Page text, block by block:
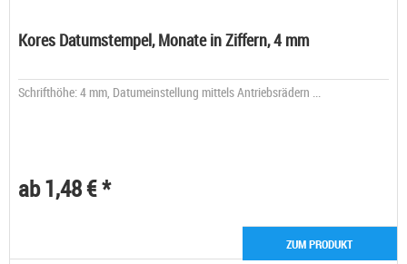
Kores Datumstempel, Monate in Ziffern, 4 mm
Schrifthöhe: 4 mm, Datumeinstellung mittels Antriebsrädern ...
ab 1,48 € *
ZUM PRODUKT